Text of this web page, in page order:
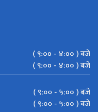
( ९:०० - ४:०० ) बजे
( ९:०० - ४:०० ) बजे
( ९:०० - ५:०० ) बजे
( ९:०० - ५:०० ) बजे